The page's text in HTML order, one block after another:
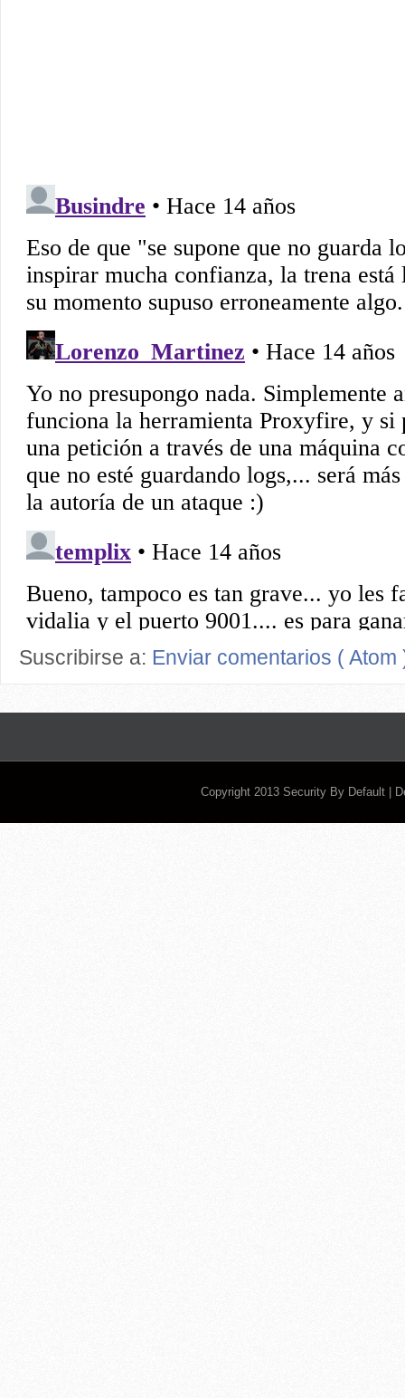
Suscribirse a: Enviar comentarios ( Atom
Copyright 2013 Security By Default |